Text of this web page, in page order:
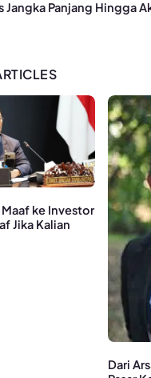
Jangka Panjang Hingga
ke Investor
Jika Kalian
Dari